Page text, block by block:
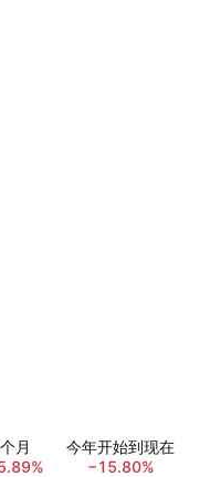
月
今年开始到现在
−15.80%